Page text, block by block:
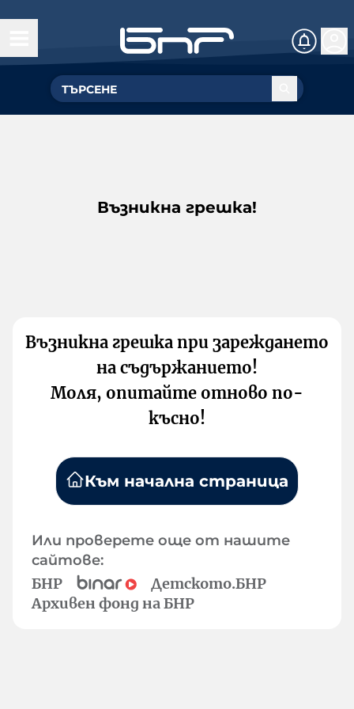
Възникна грешка!
Възникна грешка при зареждането
на съдържанието!
Моля, опитайте отново по-
късно!
Към начална страница
Или проверете още от нашите
сайтове:
БНР
Детското.БНР
Архивен фонд на БНР